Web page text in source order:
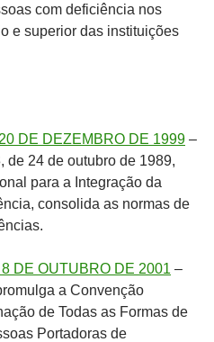
com deficiência nos
e superior das instituições
DE DEZEMBRO DE 1999 –
de 24 de outubro de 1989,
para a Integração da
consolida as normas de
DE OUTUBRO DE 2001 –
a Convenção
de Todas as Formas de
Portadoras de